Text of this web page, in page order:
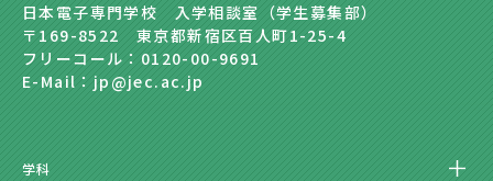
日本電子専門学校 入学相談室（学生募集部）
〒169-8522 東京都新宿区百人町1-25-4
フリーコール：0120-00-9691
E-Mail：jp@jec.ac.jp
学科